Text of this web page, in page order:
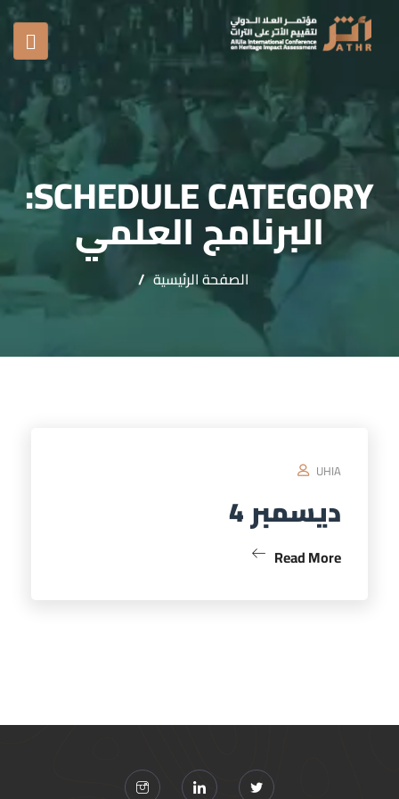
SCHEDULE CATEGORY:
البرنامج العلمي
الصفحة الرئيسية /
UHIA
ديسمبر 4
Read More